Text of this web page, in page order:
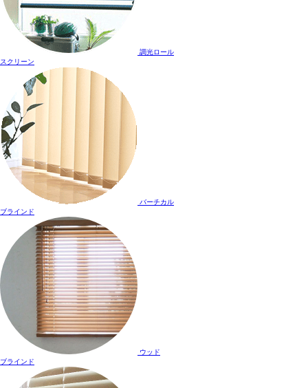
調光ロール
スクリーン
バーチカル
ブラインド
ウッド
ブラインド